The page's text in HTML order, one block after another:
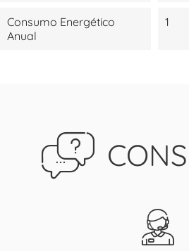
Consumo Energético
Anual
1